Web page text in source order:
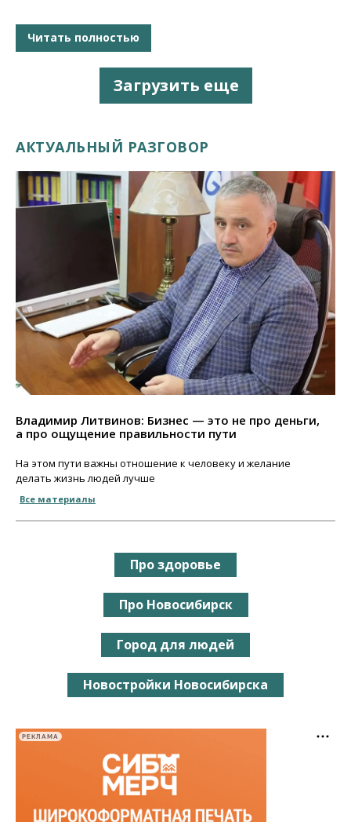
Читать полностью
Загрузить еще
АКТУАЛЬНЫЙ РАЗГОВОР
Владимир Литвинов: Бизнес — это не про деньги,
а про ощущение правильности пути
На этом пути важны отношение к человеку и желание
делать жизнь людей лучше
Все материалы
Про здоровье
Про Новосибирск
Город для людей
Новостройки Новосибирска
РЕКЛАМА